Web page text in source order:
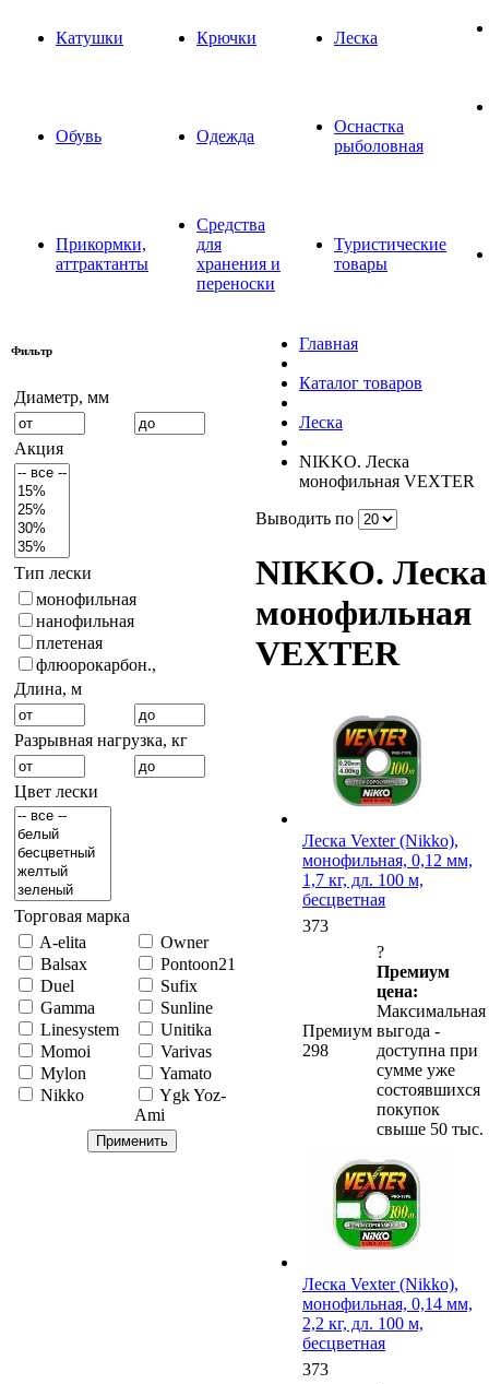
Катушки Крючки Леска
Обувь Одежда
Оснастка
рыболовная
Прикормки,
аттрактанты
Средства
для
хранения и
переноски
Туристические
товары
Фильтр
Диаметр, мм
Акция
Тип лески
монофильная
нанофильная
плетеная
флюорокарбон.,
Длина, м
Разрывная нагрузка, кг
Цвет лески
Торговая марка
A-elita
Balsax
Duel
Gamma
Linesystem
Momoi
Mylon
Nikko
Owner
Pontoon21
Sufix
Sunline
Unitika
Varivas
Yamato
Ygk Yoz-
Ami
Главная
Каталог товаров
Леска
NIKKO. Леска
монофильная VEXTER
Выводить по
NIKKO. Леска
монофильная
VEXTER
Леска Vexter (Nikko),
монофильная, 0,12 мм,
1,7 кг, дл. 100 м,
бесцветная
373
Премиум
298
?
Премиум
цена:
Максимальная
выгода -
доступна при
сумме уже
состоявшихся
покупок
свыше 50 тыс.
Леска Vexter (Nikko),
монофильная, 0,14 мм,
2,2 кг, дл. 100 м,
бесцветная
373